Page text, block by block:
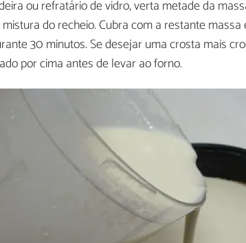
ou refratário de vidro, verta metade da
do recheio. Cubra com a restante
30 minutos. Se desejar uma crosta mais
por cima antes de levar ao forno.